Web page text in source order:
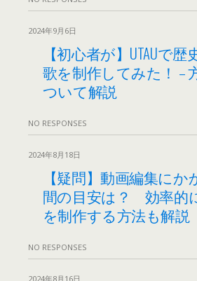
2024年9月6日
【初心者が】UTAUで歴
歌を制作してみた！ –
ついて解説
NO RESPONSES
2024年8月18日
【疑問】動画編集にか
間の目安は？ 効率的
を制作する方法も解説
NO RESPONSES
2024年8月16日